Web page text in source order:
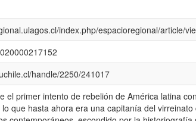
index.php/espacioregional/article/
handle/2250/241017
el primer intento de rebelión de América latina
que hasta ahora era una capitanía del